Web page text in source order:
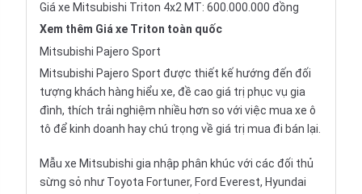
Giá xe Mitsubishi Triton 4x2 MT: 600.000.000 đồng
Xem thêm Giá xe Triton toàn quốc
Mitsubishi Pajero Sport
Mitsubishi Pajero Sport được thiết kế hướng đến đối
tượng khách hàng hiểu xe, đề cao giá trị phục vụ gia
đình, thích trải nghiệm nhiều hơn so với việc mua xe ô
tô để kinh doanh hay chú trọng về giá trị mua đi bán lại.
Mẫu xe Mitsubishi gia nhập phân khúc với các đối thủ
sừng sỏ như Toyota Fortuner, Ford Everest, Hyundai